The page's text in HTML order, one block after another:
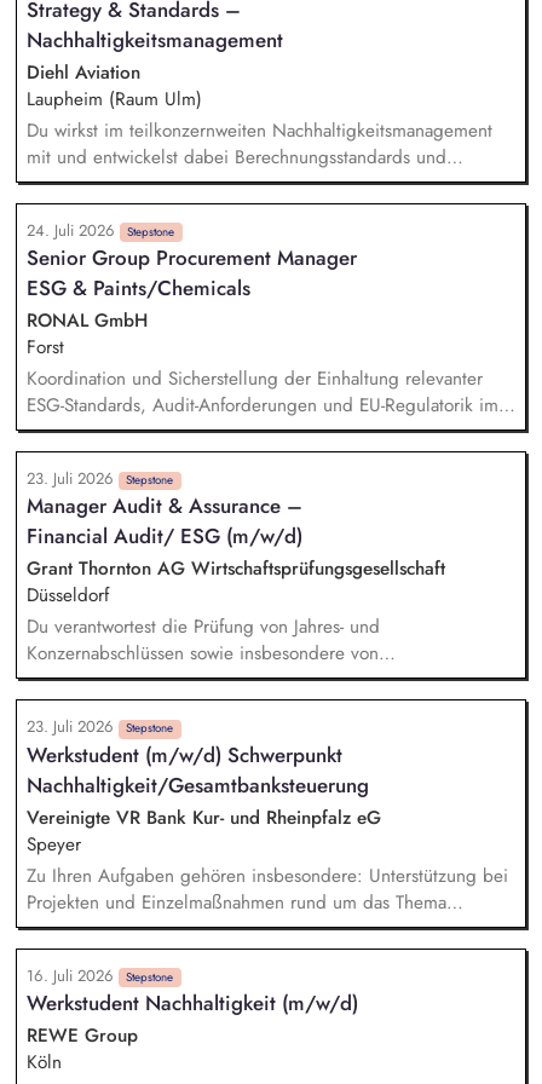
und Durchführung von Nachhaltigkeitsprojekten (z.B. durch
die Erstellung von Präsentationen, Projektdokumentationen
und Analysen sowie durch die Vorbereitung und Begleitung
interner Termine).
Strategy & Standards –
Nachhaltigkeitsmanagement
Diehl Aviation
Laupheim (Raum Ulm)
Du wirkst im teilkonzernweiten Nachhaltigkeitsmanagement
mit und entwickelst dabei Berechnungsstandards und
Kennzahlen. Dabei bereitest du Nachhaltigkeitswissen auf
und kommunizierst dieses an interne und externe
Stakeholder. Darüber hinaus unterstützt du bei der
Entwicklung einer Systematik zur Erfassung von nachhaltigen
Projekten und Initiativen. Außerdem hilfst du bei der
Implementierung aktueller gesetzlicher Vorgaben zur
Nachhaltigkeit.
24. Juli 2026 Stepstone
Senior Group Procurement Manager
ESG & Paints/Chemicals
RONAL GmbH
Forst
Koordination und Sicherstellung der Einhaltung relevanter
ESG-Standards, Audit-Anforderungen und EU-Regulatorik im
Einkauf. Prüfung von Nachhaltigkeitsunterlagen, Zertifikaten
und Audit-Ergebnissen. Aufbau und Weiterentwicklung von
ESG-KPIs, Reportingstrukturen sowie Prozessen und
Systemen. Entwicklung und Umsetzung von Warengruppen-
und Lieferantenstrategien. Supply Chain Risikomanagement
inklusive Monitoring kritischer Rohstoffe, Kapazitäten,
Transportwege und Markttrends.
23. Juli 2026 Stepstone
Manager Audit & Assurance –
Financial Audit/ ESG (m/w/d)
Grant Thornton AG Wirtschaftsprüfungsgesellschaft
Düsseldorf
Du verantwortest die Prüfung von Jahres- und
Konzernabschlüssen sowie insbesondere von
Nachhaltigkeitsberichten. Du berätst und betreust unsere
vielfältige, international ausgerichtete Mandantschaft bei der
Implementierung von Prozessen und der Erstellung von
Nachhaltigkeitsberichten. Du verantwortest prüfungsnahe
Beratungsprojekte mit dem Schwerpunkt Nachhaltigkeit. Du
bringst Dein Fachwissen in nationalen und internationalen
(GT-)Gremien ein.
23. Juli 2026 Stepstone
Werkstudent (m/w/d) Schwerpunkt
Nachhaltigkeit/Gesamtbanksteuerung
Vereinigte VR Bank Kur- und Rheinpfalz eG
Speyer
Zu Ihren Aufgaben gehören insbesondere: Unterstützung bei
Projekten und Einzelmaßnahmen rund um das Thema
Nachhaltigkeit, Mitarbeit bei der Umsetzung regulatorischer
Nachhaltigkeitsanforderungen, Unterstützung bei der
Erstellung des Nachhaltigkeitsberichts sowie der Klimabilanz,
Recherche, Aufbereitung und Analyse aktueller
Nachhaltigkeitsthemen, Mitarbeit bei Aufgaben im ESG-
Risikomanagement, insbesondere bei fachlichen
16. Juli 2026 Stepstone
Werkstudent Nachhaltigkeit (m/w/d)
REWE Group
Köln